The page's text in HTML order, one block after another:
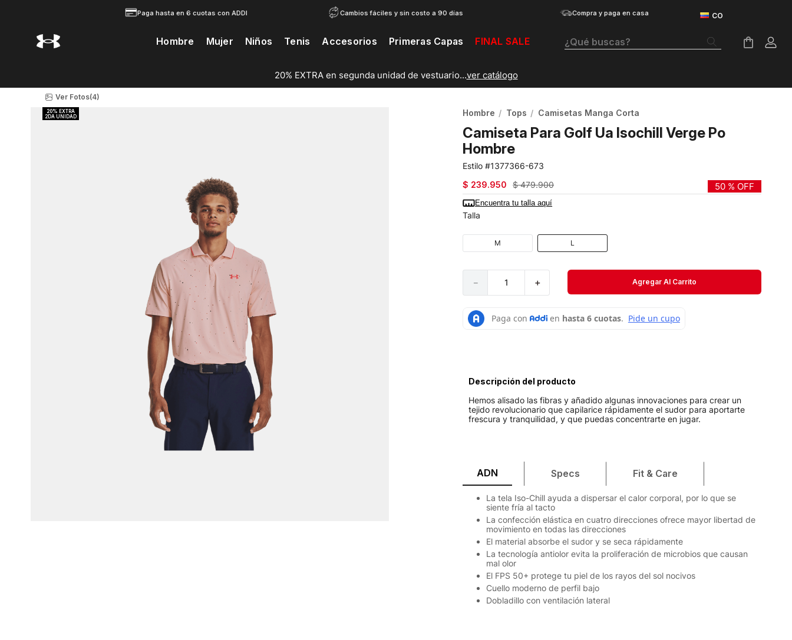
Paga hasta en 6 cuotas con ADDI Cambios fáciles y sin costo a 90 días Compra y paga en casa
Hombre Mujer Niños Tenis Accesorios Primeras Capas FINAL SALE ¿Qué buscas?
20% EXTRA en segunda unidad de vestuario...ver catálogo
Ver Fotos(4)
Hombre Tops Camisetas Manga Corta
Camiseta Para Golf Ua Isochill Verge Po
Hombre
1377366-673
$ 239.950 $ 479.900 50 % OFF
Encuentra tu talla aquí
Talla
M L
＋
－ Agregar Al Carrito
Descripción del producto
Hemos alisado las fibras y añadido algunas innovaciones para crear un
tejido revolucionario que capilarice rápidamente el sudor para aportarte
frescura y tranquilidad, y que puedas concentrarte en jugar.
ADN Specs Fit & Care
La tela Iso-Chill ayuda a dispersar el calor corporal, por lo que se
siente fría al tacto
La confección elástica en cuatro direcciones ofrece mayor libertad de
movimiento en todas las direcciones
El material absorbe el sudor y se seca rápidamente
La tecnología antiolor evita la proliferación de microbios que causan
mal olor
El FPS 50+ protege tu piel de los rayos del sol nocivos
Cuello moderno de perfil bajo
Dobladillo con ventilación lateral
Botas
Tenis Mujer
Guayos
Basketball
Velociti
Medias
Short